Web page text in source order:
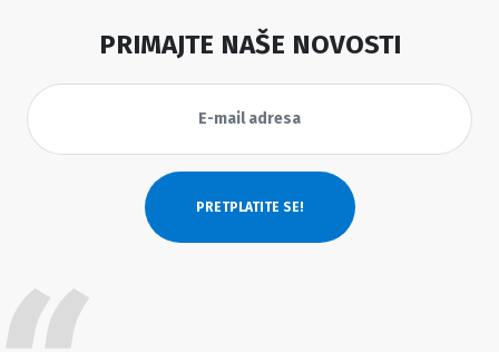
PRIMAJTE NAŠE NOVOSTI